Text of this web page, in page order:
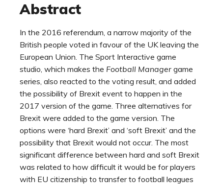
Abstract
In the 2016 referendum, a narrow majority of the
British people voted in favour of the UK leaving the
European Union. The Sport Interactive game
studio, which makes the Football Manager game
series, also reacted to the voting result, and added
the possibility of Brexit event to happen in the
2017 version of the game. Three alternatives for
Brexit were added to the game version. The
options were ‘hard Brexit’ and ‘soft Brexit’ and the
possibility that Brexit would not occur. The most
significant difference between hard and soft Brexit
was related to how difficult it would be for players
with EU citizenship to transfer to football leagues